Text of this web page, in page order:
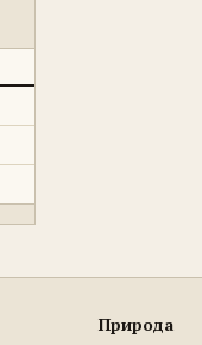
Природа